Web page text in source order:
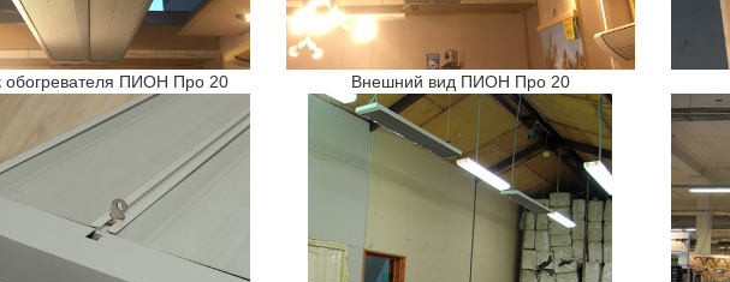
обогревателя ПИОН Про 20 Внешний вид ПИОН Про 20